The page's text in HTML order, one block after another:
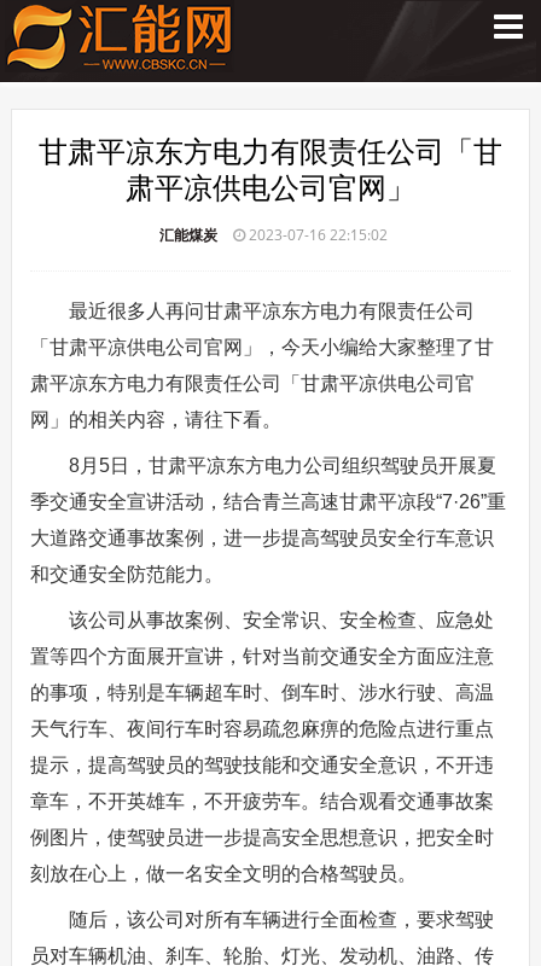
甘肃平凉东方电力有限责任公司「甘
肃平凉供电公司官网」
汇能煤炭 2023-07-16 22:15:02
最近很多人再问甘肃平凉东方电力有限责任公司
「甘肃平凉供电公司官网」，今天小编给大家整理了甘
肃平凉东方电力有限责任公司「甘肃平凉供电公司官
网」的相关内容，请往下看。
8月5日，甘肃平凉东方电力公司组织驾驶员开展夏
季交通安全宣讲活动，结合青兰高速甘肃平凉段“7·26”重
大道路交通事故案例，进一步提高驾驶员安全行车意识
和交通安全防范能力。
该公司从事故案例、安全常识、安全检查、应急处
置等四个方面展开宣讲，针对当前交通安全方面应注意
的事项，特别是车辆超车时、倒车时、涉水行驶、高温
天气行车、夜间行车时容易疏忽麻痹的危险点进行重点
提示，提高驾驶员的驾驶技能和交通安全意识，不开违
章车，不开英雄车，不开疲劳车。结合观看交通事故案
例图片，使驾驶员进一步提高安全思想意识，把安全时
刻放在心上，做一名安全文明的合格驾驶员。
随后，该公司对所有车辆进行全面检查，要求驾驶
员对车辆机油、刹车、轮胎、灯光、发动机、油路、传